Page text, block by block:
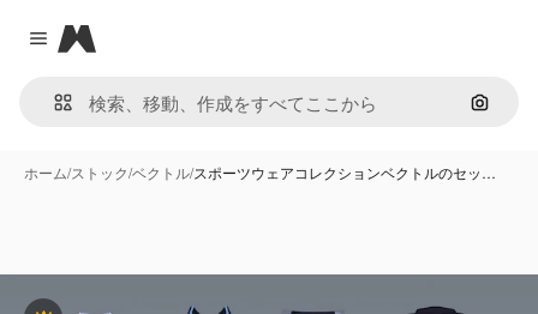
Close menu
Magnific
画像で
ホーム/ストック/ベクトル/スポーツウェアコレクションベクトルのセッ…